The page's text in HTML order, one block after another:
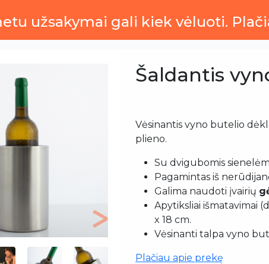
užsakymai gali kiek vėluoti.
Next
Šaldantis
Vėsinantis vyno butelio
plieno.
Su dvigubomis
Pagamintas iš
Galima naudoti įvairių
Apytiksliai išmatavimai
x 18 cm.
Vėsinanti talpa vyno
Plačiau apie prekę